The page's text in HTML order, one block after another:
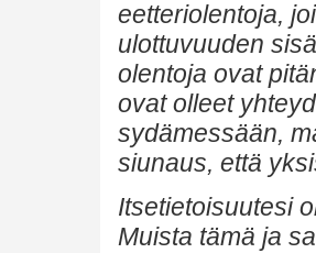
eetteriolentoja,
ulottuvuuden
olentoja ovat
ovat olleet
sydämessään,
siunaus, että
Itsetietoisuutesi
Muista tämä ja